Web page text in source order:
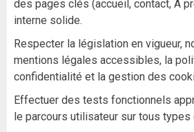
des pages clés (accueil, contact, À
interne solide.
Respecter la législation en vigueur,
mentions légales accessibles, la
confidentialité et la gestion des
Effectuer des tests fonctionnels
le parcours utilisateur sur tous